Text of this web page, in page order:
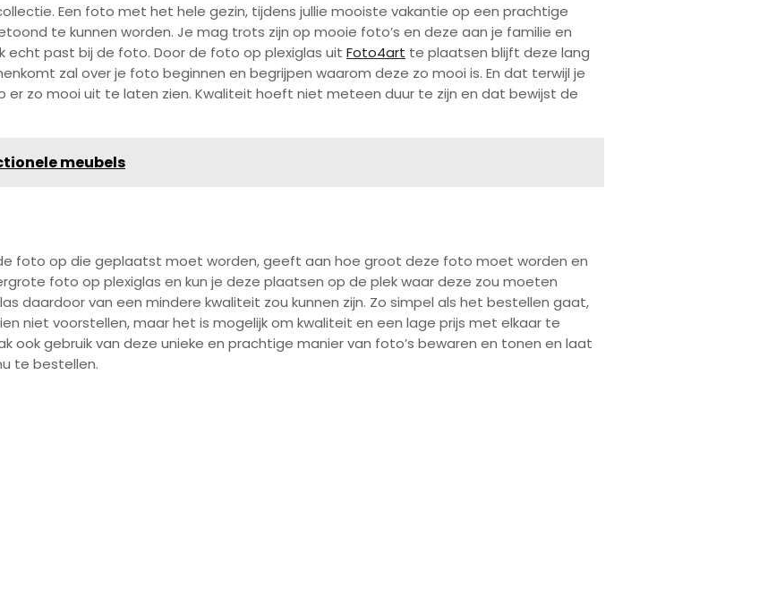
Een foto met het hele gezin, tijdens jullie mooiste vakantie op een prachtige
te kunnen worden. Je mag trots zijn op mooie foto’s en deze aan je familie en
echt past bij de foto. Door de foto op plexiglas uit Foto4art te plaatsen blijft deze lang
zal over je foto beginnen en begrijpen waarom deze zo mooi is. En dat terwijl je
zo mooi uit te laten zien. Kwaliteit hoeft niet meteen duur te zijn en dat bewijst de
meubels
foto op die geplaatst moet worden, geeft aan hoe groot deze foto moet worden en
foto op plexiglas en kun je deze plaatsen op de plek waar deze zou moeten
daardoor van een mindere kwaliteit zou kunnen zijn. Zo simpel als het bestellen gaat,
niet voorstellen, maar het is mogelijk om kwaliteit en een lage prijs met elkaar te
ook gebruik van deze unieke en prachtige manier van foto’s bewaren en tonen en laat
te bestellen.